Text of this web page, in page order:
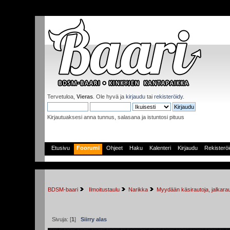
Tervetuloa,Vieras . Ole hyvä jakirjaudu tairekisteröidy.
Kirjautuaksesi anna tunnus, salasana ja istuntosi pituus
Etusivu Foorumi Ohjeet Haku Kalenteri Kirjaudu
BDSM-baari Ilmoitustaulu Narikka Myydään käsirautoja,
Sivuja: [1]Siirry alas